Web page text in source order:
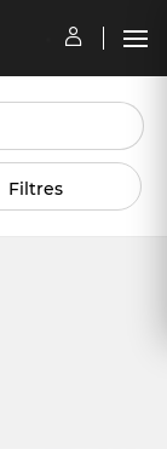
Filtres